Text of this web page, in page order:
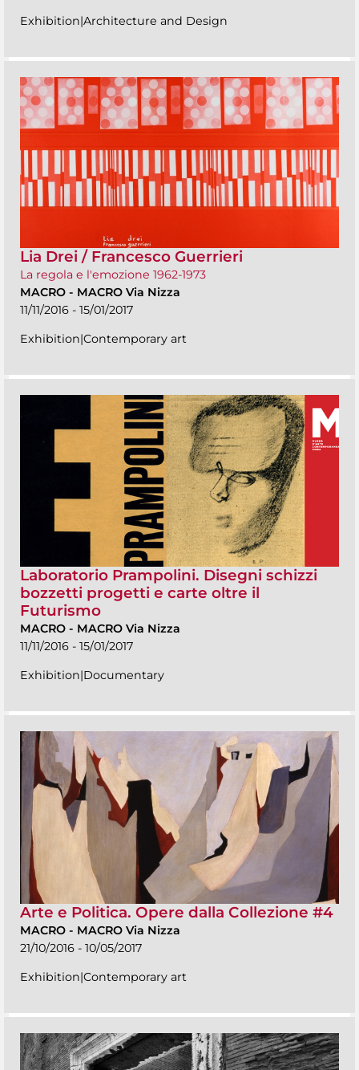
Exhibition|Architecture and Design
Lia Drei / Francesco Guerrieri
La regola e l'emozione 1962-1973
MACRO - MACRO Via Nizza
11/11/2016 - 15/01/2017
Exhibition|Contemporary art
Laboratorio Prampolini. Disegni schizzi
bozzetti progetti e carte oltre il
Futurismo
MACRO - MACRO Via Nizza
11/11/2016 - 15/01/2017
Exhibition|Documentary
Arte e Politica. Opere dalla Collezione #4
MACRO - MACRO Via Nizza
21/10/2016 - 10/05/2017
Exhibition|Contemporary art